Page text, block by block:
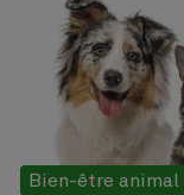
Bien-être animal